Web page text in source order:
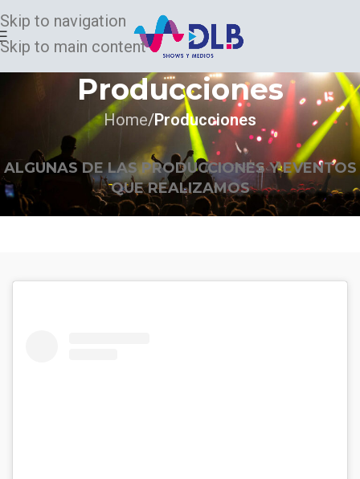
Skip to navigation
Skip to main content
Producciones
Home/Producciones
ALGUNAS DE LAS PRODUCCIONES Y EVENTOS
QUE REALIZAMOS